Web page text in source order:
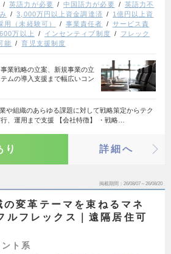
英語力が必要 中国語力が必要
英語力不
3,000万円以上資金調達済
1億円以上資
用（未経験可） 事業責任者
サービス責
万以上 インセンティブ制度
フレック
能 育児支援制度
業戦略の立案、新規事業の立
ムの導入支援まで幅広いコン
や組織のあらゆる課題に対して戦略策定からテク
、運用まで支援 【会社特徴】 ・戦略…
り 詳細へ
掲載期間 26/08/07～26/08/20
の変革テーマを束ねるマネ
ルフレックス｜遠隔居住可
ト系